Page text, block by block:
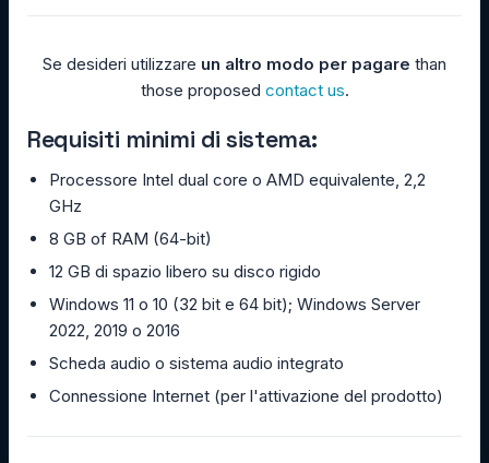
Se desideri utilizzare un altro modo per pagare than
those proposed contact us.
Requisiti minimi di sistema:
Processore Intel dual core o AMD equivalente, 2,2
GHz
8 GB of RAM (64-bit)
12 GB di spazio libero su disco rigido
Windows 11 o 10 (32 bit e 64 bit); Windows Server
2022, 2019 o 2016
Scheda audio o sistema audio integrato
Connessione Internet (per l'attivazione del prodotto)